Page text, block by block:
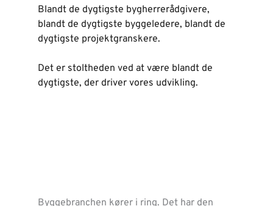
Blandt de dygtigste bygherrerådgivere,
blandt de dygtigste byggeledere, blandt de
dygtigste projektgranskere.
Det er stoltheden ved at være blandt de
dygtigste, der driver vores udvikling.
Byggebranchen kører i ring. Det har den